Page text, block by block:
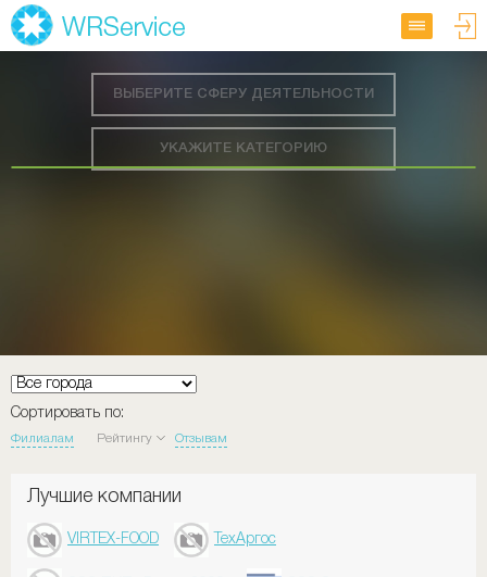
ВЫБЕРИТЕ СФЕРУ ДЕЯТЕЛЬНОСТИ
УКАЖИТЕ КАТЕГОРИЮ
Сортировать по:
Филиалам Рейтингу Отзывам
Лучшие компании
VIRTEX-FOOD ТехАргос